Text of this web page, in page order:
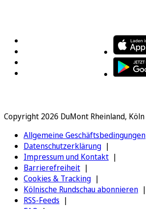
Copyright 2026 DuMont Rheinland, Köln
Allgemeine Geschäftsbedingungen
Datenschutzerklärung
Impressum und Kontakt
Barrierefreiheit
Cookies & Tracking
Kölnische Rundschau abonnieren
RSS-Feeds